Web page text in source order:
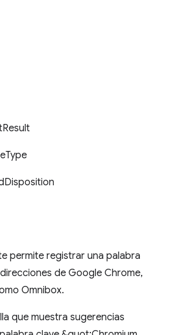
permite registrar una palabra
de Google Chrome,
Omnibox.